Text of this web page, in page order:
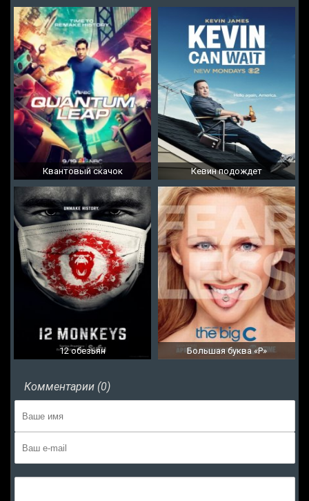
Квантовый скачок Кевин подождет
12 обезьян Большая буква «Р»
Комментарии (0)